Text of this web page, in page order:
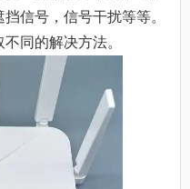
信号，信号干扰等等。
同的解决方法。